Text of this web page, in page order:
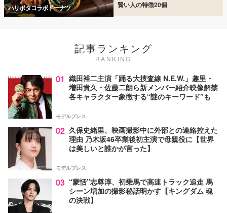
ハリポタコラボドーナツ 賢い人の特徴20個
記事ランキング
RANKING
01 織田裕二主演「踊る大捜査線 N.E.W.」趣里・
増田貴久・佐藤二朗ら新メンバー紹介映像解禁
各キャラクター象徴する“謎のキーワード”も
モデルプレス
02 久保史緒里、映画撮影中に外部との連絡控えた
理由 乃木坂46卒業後初主演で母親役に【世界
は美しいと誰かが言った】
モデルプレス
03 “蒙恬”志尊淳、初乗馬で高速トラック追走 馬
シーン増加の撮影秘話明かす【キングダム 魂
の決戦】